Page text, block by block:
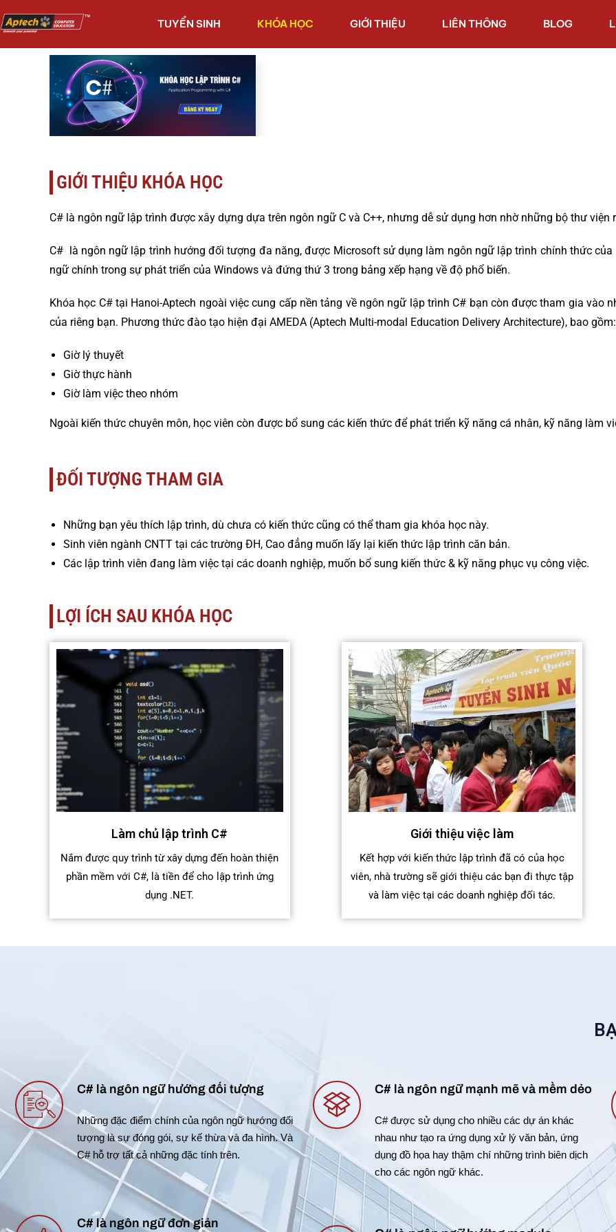
TUYỂN SINH KHÓA HỌC GIỚI THIỆU LIÊN THÔNG BLOG
GIỚI THIỆU KHÓA HỌC
C# là ngôn ngữ lập trình được xây dựng dựa trên ngôn ngữ C và C++, nhưng dễ sử dụng hơn nhờ những bộ thư
C# là ngôn ngữ lập trình hướng đối tượng đa năng, được Microsoft sử dụng làm ngôn ngữ lập trình chính thức
ngữ chính trong sự phát triển của Windows và đứng thứ 3 trong bảng xếp hạng về độ phổ biến.
Khóa học C# tại Hanoi-Aptech ngoài việc cung cấp nền tảng về ngôn ngữ lập trình C# bạn còn được tham gia
của riêng bạn. Phương thức đào tạo hiện đại AMEDA (Aptech Multi-modal Education Delivery Architecture), bao gồm:
Giờ lý thuyết
Giờ thực hành
Giờ làm việc theo nhóm
Ngoài kiến thức chuyên môn, học viên còn được bổ sung các kiến thức để phát triển kỹ năng cá nhân, kỹ năng làm
ĐỐI TƯỢNG THAM GIA
Những bạn yêu thích lập trình, dù chưa có kiến thức cũng có thể tham gia khóa học này.
Sinh viên ngành CNTT tại các trường ĐH, Cao đẳng muốn lấy lại kiến thức lập trình căn bản.
Các lập trình viên đang làm việc tại các doanh nghiệp, muốn bổ sung kiến thức & kỹ năng phục vụ công việc.
LỢI ÍCH SAU KHÓA HỌC
Làm chủ lập trình C#
Nắm được quy trình từ xây dựng đến hoàn thiện
phần mềm với C#, là tiền để cho lập trình ứng
dụng .NET.
Giới thiệu việc làm
Kết hợp với kiến thức lập trình đã có của học
viên, nhà trường sẽ giới thiệu các bạn đi thực tập
và làm việc tại các doanh nghiệp đối tác.
C# là ngôn ngữ hướng đối tượng
Những đặc điểm chính của ngôn ngữ hướng đối
tượng là sự đóng gói, sự kế thừa và đa hình. Và
C# hỗ trợ tất cả những đặc tính trên.
C# là ngôn ngữ đơn giản
C# là ngôn ngữ mạnh mẽ và mềm dẻo
C# được sử dụng cho nhiều các dự án khác
nhau như tạo ra ứng dụng xử lý văn bản, ứng
dụng đồ họa hay thậm chí những trình biên dịch
cho các ngôn ngữ khác.